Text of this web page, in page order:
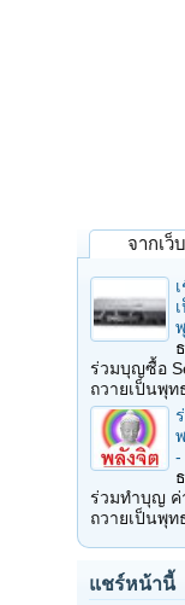
จากเว็
ร่วมบุญซื้อ
ถวายเป็นพุ
-
ร่วมทำบุญ ค่
ถวายเป็นพุ
แชร์หน้านี้